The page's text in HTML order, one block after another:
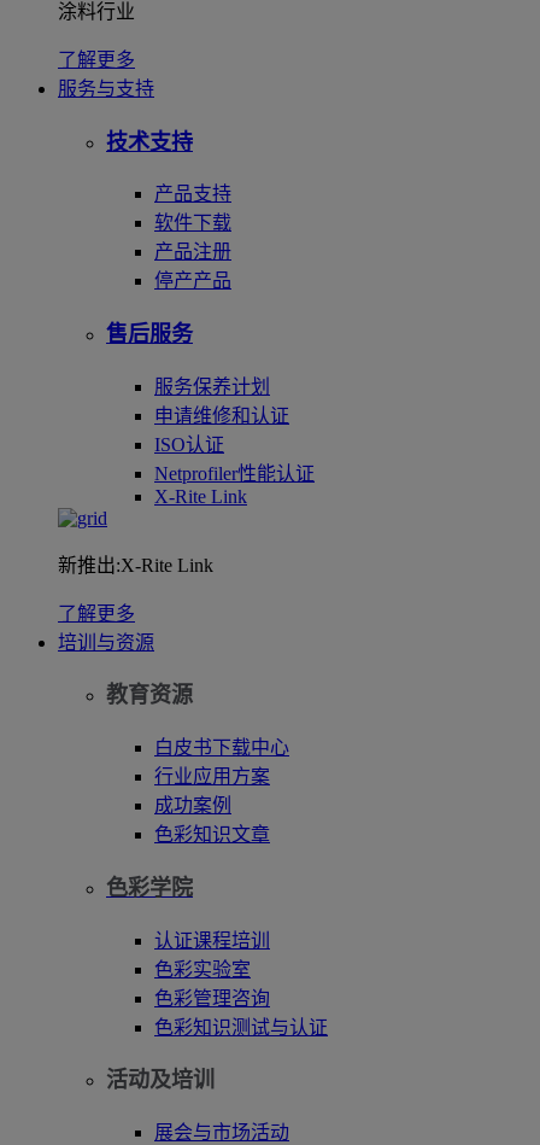
涂料行业
了解更多
服务与支持
技术支持
产品支持
软件下载
产品注册
停产产品
售后服务
服务保养计划
申请维修和认证
ISO认证
Netprofiler性能认证
X-Rite Link
新推出:X-Rite Link
了解更多
培训与资源
教育资源
白皮书下载中心
行业应用方案
成功案例
色彩知识文章
色彩学院
认证课程培训
色彩实验室
色彩管理咨询
色彩知识测试与认证
活动及培训
展会与市场活动